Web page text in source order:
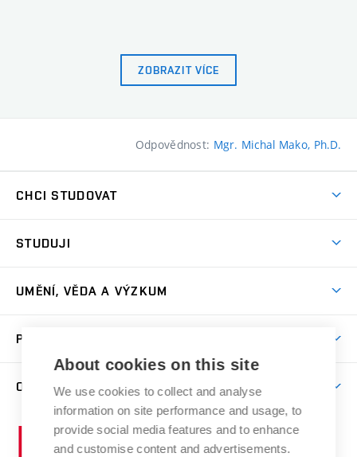
ZOBRAZIT VÍCE
Odpovědnost: Mgr. Michal Mako, Ph.D.
CHCI STUDOVAT
Přijímačky
Dny otevřených dveří
Přípravné kurzy
Studium bez bariér
Katedra teorií a dějin umění
Kabinety a dílny
Kontakt
STUDUJI
Časový plán studia
Studijní předpisy a formuláře
Studium a stáže v zahraničí
Rezidenční pobyty
Odborná praxe
UMĚNÍ, VĚDA A VÝZKUM
Publikační činnost
Projekty
Výstavy
PRO VEŘEJNOST
Letní školy a semestrální kurzy
Nakladatelská a vydavatelská činnost
Research Catalogue
O FAKULTĚ
Aktuality
Informační tabule
Vysoké
About cookies on this site
We use cookies to collect and analyse
information on site performance and usage, to
provide social media features and to enhance
and customise content and advertisements.